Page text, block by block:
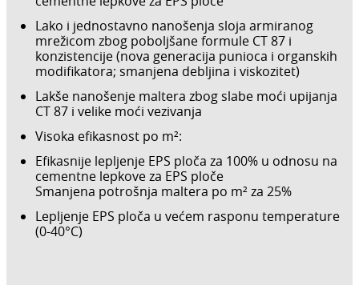
Lako i jednostavno nanošenja sloja armiranog
mrežicom zbog poboljšane formule CT 87 i
konzistencije (nova generacija punioca i organskih
modifikatora; smanjena debljina i viskozitet)
Lakše nanošenje maltera zbog slabe moći upijanja
CT 87 i velike moći vezivanja
Visoka efikasnost po m²:
Efikasnije lepljenje EPS ploča za 100% u odnosu na
cementne lepkove za EPS ploče
Smanjena potrošnja maltera po m² za 25%
Lepljenje EPS ploča u većem rasponu temperature
(0-40°C)